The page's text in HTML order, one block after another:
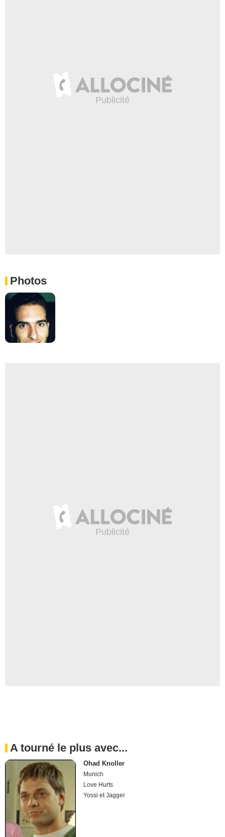
Photos
A tourné le plus avec...
Ohad Knoller
Munich
Love Hurts
Yossi et Jagger